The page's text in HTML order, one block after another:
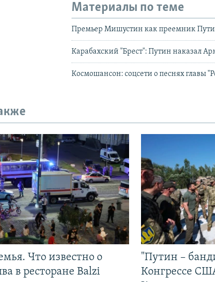
Материалы по теме
Премьер Мишустин как преемник
Карабахский "Брест": Путин наказал
Космошансон: соцсети о песнях главы
Что известно о
в ресторане Balzi
"Путин –
Конгрессе